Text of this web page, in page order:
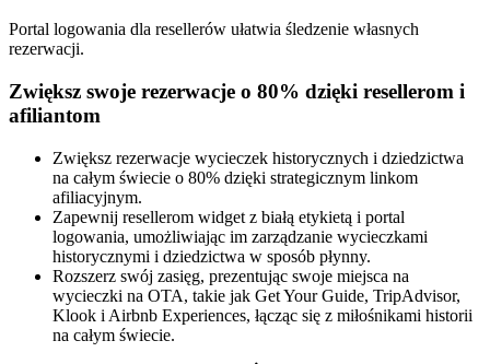
Portal logowania dla resellerów ułatwia śledzenie własnych
rezerwacji.
Zwiększ swoje rezerwacje o 80% dzięki resellerom i
afiliantom
Zwiększ rezerwacje wycieczek historycznych i dziedzictwa
na całym świecie o 80% dzięki strategicznym linkom
afiliacyjnym.
Zapewnij resellerom widget z białą etykietą i portal
logowania, umożliwiając im zarządzanie wycieczkami
historycznymi i dziedzictwa w sposób płynny.
Rozszerz swój zasięg, prezentując swoje miejsca na
wycieczki na OTA, takie jak Get Your Guide, TripAdvisor,
Klook i Airbnb Experiences, łącząc się z miłośnikami historii
na całym świecie.